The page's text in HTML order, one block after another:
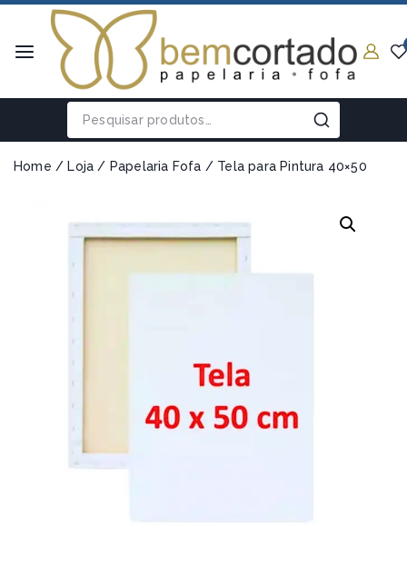
Home / Loja / Papelaria Fofa / Tela para Pintura 40×50